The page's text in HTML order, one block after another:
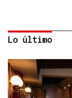
Lo último